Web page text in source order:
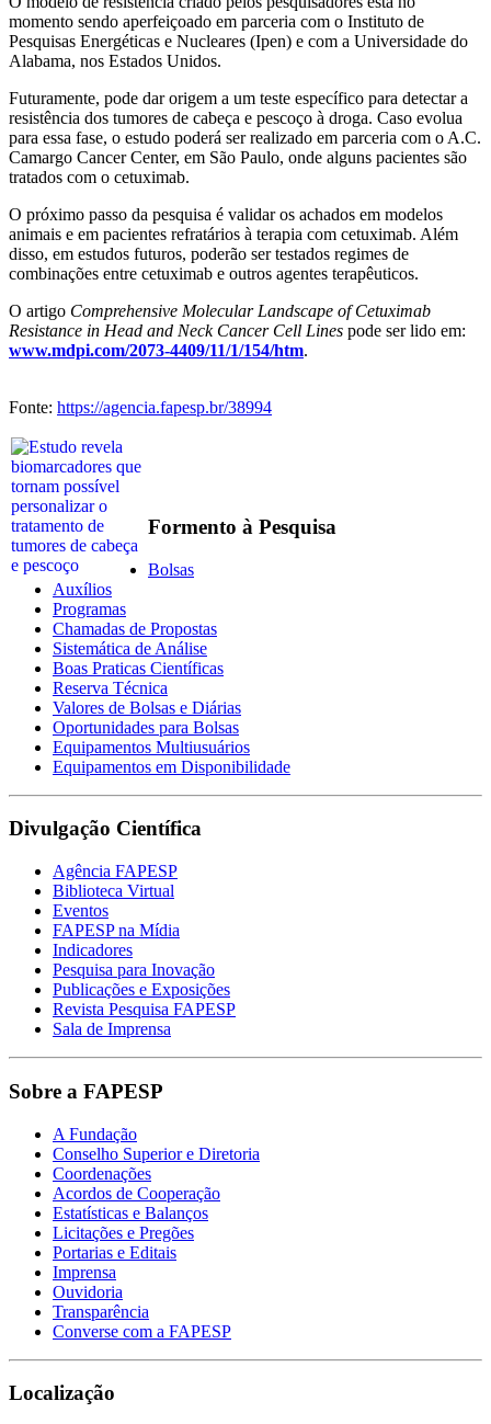
momento sendo aperfeiçoado em parceria com o Instituto de
Pesquisas Energéticas e Nucleares (Ipen) e com a Universidade do
Alabama, nos Estados Unidos.
Futuramente, pode dar origem a um teste específico para detectar a
resistência dos tumores de cabeça e pescoço à droga. Caso evolua
para essa fase, o estudo poderá ser realizado em parceria com o A.C.
Camargo Cancer Center, em São Paulo, onde alguns pacientes são
tratados com o cetuximab.
O próximo passo da pesquisa é validar os achados em modelos
animais e em pacientes refratários à terapia com cetuximab. Além
disso, em estudos futuros, poderão ser testados regimes de
combinações entre cetuximab e outros agentes terapêuticos.
O artigo Comprehensive Molecular Landscape of Cetuximab
Resistance in Head and Neck Cancer Cell Lines pode ser lido em:
www.mdpi.com/2073-4409/11/1/154/htm.
Fonte: https://agencia.fapesp.br/38994
Formento à Pesquisa
Bolsas
Auxílios
Programas
Chamadas de Propostas
Sistemática de Análise
Boas Praticas Científicas
Reserva Técnica
Valores de Bolsas e Diárias
Oportunidades para Bolsas
Equipamentos Multiusuários
Equipamentos em Disponibilidade
Divulgação Científica
Agência FAPESP
Biblioteca Virtual
Eventos
FAPESP na Mídia
Indicadores
Pesquisa para Inovação
Publicações e Exposições
Revista Pesquisa FAPESP
Sala de Imprensa
Sobre a FAPESP
A Fundação
Conselho Superior e Diretoria
Coordenações
Acordos de Cooperação
Estatísticas e Balanços
Licitações e Pregões
Portarias e Editais
Imprensa
Ouvidoria
Transparência
Converse com a FAPESP
Localização